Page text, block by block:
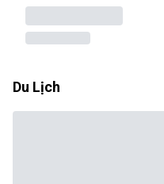
Du Lịch